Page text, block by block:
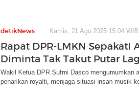
detikNews Kamis, 21 Agu 2025 15:04 WIB
Rapat DPR-LMKN Sepakati
Diminta Tak Takut Putar
Wakil Ketua DPR Sufmi Dasco mengumumkan
penarikan royalti, menjaga situasi insan musik